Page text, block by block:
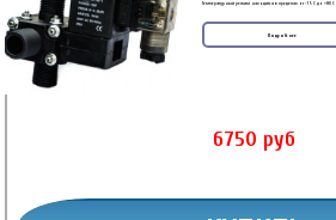
Температурный режим находится в пределах от -15 C до +80 C
Подробнее
6750 руб